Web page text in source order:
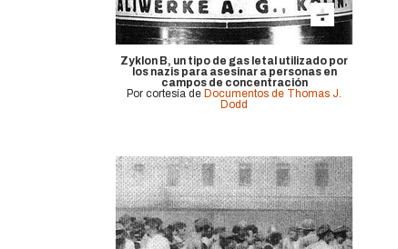
Zyklon B, un tipo de gas letal utilizado por
los nazis para asesinar a personas en
campos de concentración
Por cortesía de Documentos de Thomas J.
Dodd